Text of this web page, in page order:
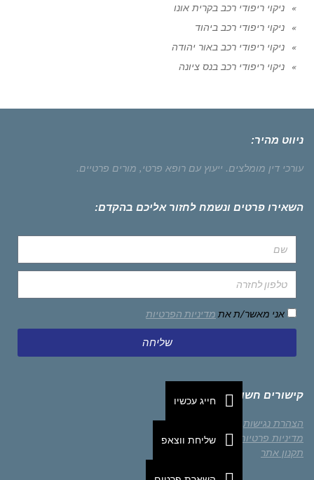
ניקוי ריפודי רכב בקרית אונו
ניקוי ריפודי רכב ביהוד
ניקוי ריפודי רכב באור יהודה
ניקוי ריפודי רכב בנס ציונה
ניווט מהיר:
עורכי דין מומלצים. ייעוץ עם רופא פרטי, מורים פרטיים.
השאירו פרטים ונשמח לחזור אליכם בהקדם:
אני מאשר/ת את מדיניות הפרטיות
שליחה
קישורים חשובים
הצהרת נגישות
מדיניות פרטיות
תקנון אתר
חייג עכשיו
שליחת ווצאפ